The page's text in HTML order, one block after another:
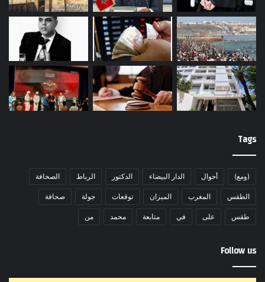
Tags
(ومع) أحوال الدار البيضاء الدكتور الرباط الصحافة
الطقس المغرب الميزان توقعات جولة صحافة
طقس على في متابعة محمد من
Follow us